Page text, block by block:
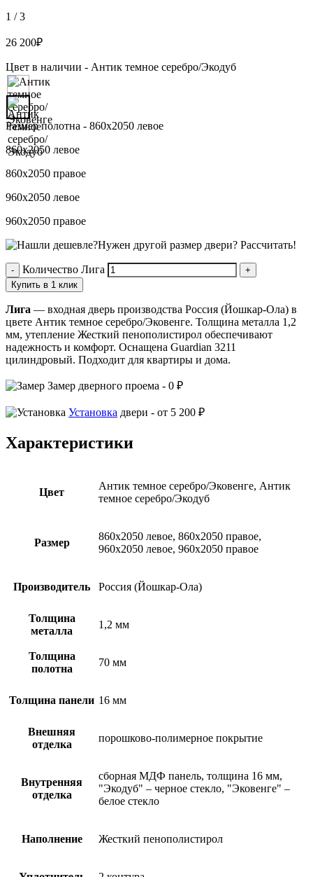
1 /3
26 200₽
Цвет в наличии - Антик темное серебро/Экодуб
Размер полотна - 860х2050 левое
860х2050 левое
860х2050 правое
960х2050 левое
960х2050 правое
Нужен другой размер двери? Рассчитать!
Количество Лига
Купить в 1 клик
Лига — входная дверь производства Россия (Йошкар-Ола) в
цвете Антик темное серебро/Эковенге. Толщина металла 1,2
мм, утепление Жесткий пенополистирол обеспечивают
надежность и комфорт. Оснащена Guardian 3211
цилиндровый. Подходит для квартиры и дома.
Замер дверного проема - 0 ₽
Установка двери - от 5 200 ₽
Характеристики
Цвет
Антик темное серебро/Эковенге, Антик
темное серебро/Экодуб
Размер
860х2050 левое, 860х2050 правое,
960х2050 левое, 960х2050 правое
Производитель Россия (Йошкар-Ола)
Толщина
металла
1,2 мм
Толщина
полотна
70 мм
Толщина панели 16 мм
Внешняя
отделка
порошково-полимерное покрытие
Внутренняя
отделка
сборная МДФ панель, толщина 16 мм,
"Экодуб" – черное стекло, "Эковенге" –
белое стекло
Наполнение Жесткий пенополистирол